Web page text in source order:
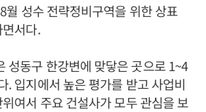
월 성수 전략정비구역을 위한 상표
면서다.
성동구 한강변에 맞닿은 곳으로 1~4
. 입지에서 높은 평가를 받고 사업비
여서 주요 건설사가 모두 관심을 보